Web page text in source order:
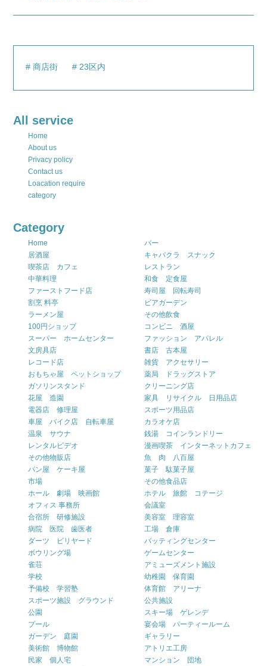
商店街 23区内
All service
Home
About us
Privacy policy
Contact us
Loacation require
category
Category
Home
バー
居酒屋
キャバクラ スナック
喫茶店 カフェ
レストラン
中華料理
和食 定食屋
ファーストフード店
寿司屋 回転寿司
割烹 料亭
ビアガーデン
ラーメン屋
その他飲食
100円ショップ
コンビニ 酒屋
スーパー ホームセンター
ファッション アパレル
文房具店
書店 古本屋
レコード店
雑貨 アクセサリー
おもちゃ屋 ペットショップ
薬局 ドラッグストア
ガソリンスタンド
クリーニング店
花屋 造園
家具 リサイクル 日用品店
電器店 修理屋
スポーツ用品店
車屋 バイク店 自転車屋
カラオケ店
温泉 サウナ
銭湯 コインランドリー
レンタルビデオ
漫画喫茶 インターネットカフェ
その他物販店
魚 肉 八百屋
パン屋 ケーキ屋
菓子 駄菓子屋
市場
その他食品店
ホール 劇場 映画館
ホテル 旅館 コテージ
オフィス 事務所
会議室
合宿所 研修施設
美容室 理容室
病院 医院 歯医者
工場 倉庫
ダーツ ビリヤード
バッティングセンター
ボウリング場
ゲームセンター
雀荘
アミューズメント施設
学校
幼稚園 保育園
予備校 学習塾
体育館 アリーナ
スポーツ施設 グラウンド
公共施設
公園
スキー場 ゲレンデ
プール
宴会場 パーティールーム
ガーデン 庭園
ギャラリー
美術館 博物館
アトリエ工房
民家 個人宅
マンション 団地